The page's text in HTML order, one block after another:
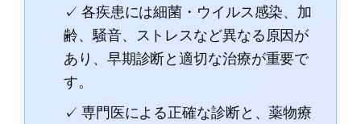
✓ 各疾患には細菌・ウイルス感染、加
齢、騒音、ストレスなど異なる原因が
あり、早期診断と適切な治療が重要で
す。
✓ 専門医による正確な診断と、薬物療